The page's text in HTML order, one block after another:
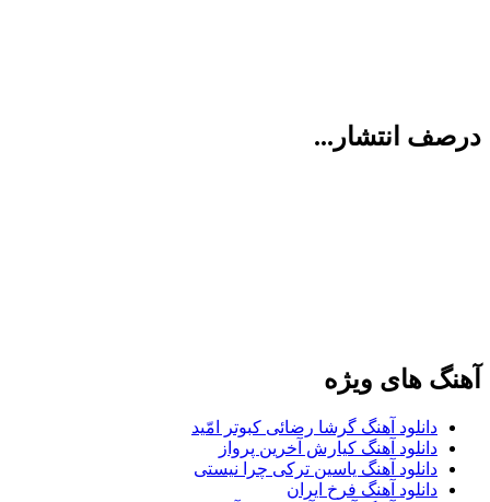
درصف انتشار...
آهنگ های ویژه
دانلود آهنگ گرشا رضائی کبوتر امّید
دانلود آهنگ کیارش آخرین پرواز
دانلود آهنگ یاسین ترکی چرا نیستی
دانلود آهنگ فرخ ایران